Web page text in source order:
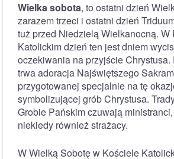
Wielka sobota, to ostatni dzień
zarazem trzeci i ostatni dzień
tuż przed Niedzielą Wielkanocną. W
Katolickim dzień ten jest dniem
oczekiwania na przyjście Chrystusa.
trwa adoracja Najświętszego
przygotowanej specjalnie na tę
symbolizującej grób Chrystusa.
Grobie Pańskim czuwają
niekiedy również strażacy.
W Wielką Sobotę w Kościele